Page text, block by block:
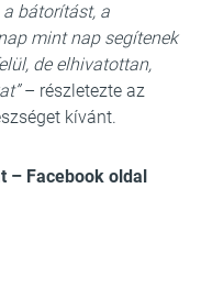
bátorítást, a
mint nap segítenek
de elhivatottan,
– részletezte az
kívánt.
– Facebook oldal